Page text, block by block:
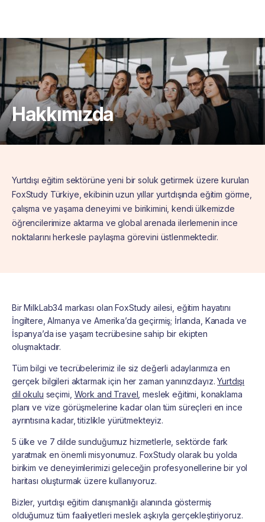
Hakkımızda
Yurtdışı eğitim sektörüne yeni bir soluk getirmek üzere kurulan
FoxStudy Türkiye, ekibinin uzun yıllar yurtdışında eğitim görme,
çalışma ve yaşama deneyimi ve birikimini, kendi ülkemizde
öğrencilerimize aktarma ve global arenada ilerlemenin ince
noktalarını herkesle paylaşma görevini üstlenmektedir.
Bir MilkLab34 markası olan FoxStudy ailesi, eğitim hayatını
İngiltere, Almanya ve Amerika’da geçirmiş; İrlanda, Kanada ve
İspanya’da ise yaşam tecrübesine sahip bir ekipten
oluşmaktadır.
Tüm bilgi ve tecrübelerimiz ile siz değerli adaylarımıza en
gerçek bilgileri aktarmak için her zaman yanınızdayız.Yurtdışı
dil okulu seçimi, Work and Travel , meslek eğitimi, konaklama
planı ve vize görüşmelerine kadar olan tüm süreçleri en ince
ayrıntısına kadar, titizlikle yürütmekteyiz.
5 ülke ve 7 dilde sunduğumuz hizmetlerle, sektörde fark
yaratmak en önemli misyonumuz. FoxStudy olarak bu yolda
birikim ve deneyimlerimizi geleceğin profesyonellerine bir yol
haritası oluşturmak üzere kullanıyoruz.
Bizler, yurtdışı eğitim danışmanlığı alanında göstermiş
olduğumuz tüm faaliyetleri meslek aşkıyla gerçekleştiriyoruz.